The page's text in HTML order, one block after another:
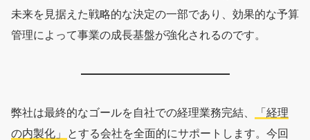
未来を見据えた戦略的な決定の一部であり、効果的な予算
管理によって事業の成長基盤が強化されるのです。
弊社は最終的なゴールを自社での経理業務完結、
「経理
の内製化」
とする会社を全面的にサポートします。今回